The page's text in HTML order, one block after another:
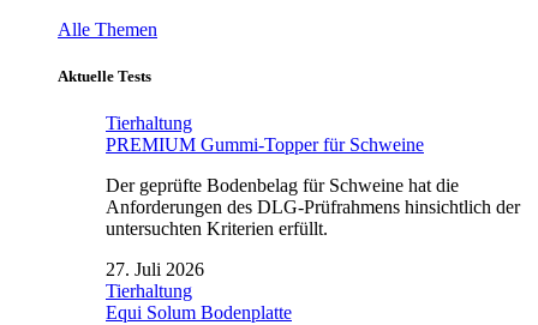
Alle Themen
Aktuelle Tests
Tierhaltung
PREMIUM Gummi-Topper für Schweine
Der geprüfte Bodenbelag für Schweine hat die
Anforderungen des DLG-Prüfrahmens hinsichtlich der
untersuchten Kriterien erfüllt.
27. Juli 2026
Tierhaltung
Equi Solum Bodenplatte